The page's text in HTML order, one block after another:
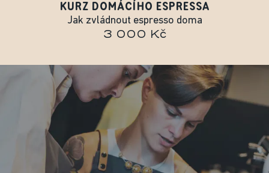
KURZ DOMÁCÍHO ESPRESSA
Jak zvládnout espresso doma
3 000 Kč